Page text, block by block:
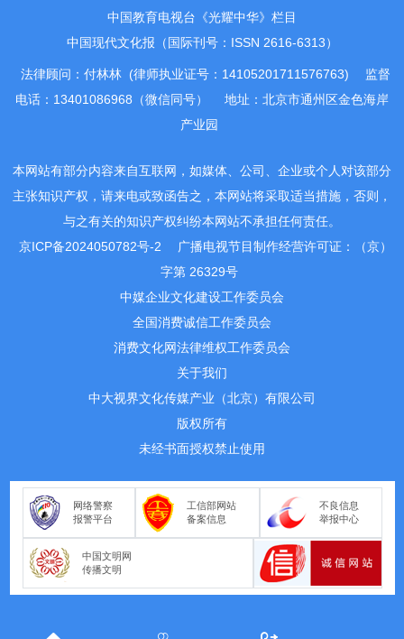
中国教育电视台《光耀中华》栏目
中国现代文化报（国际刊号：ISSN 2616-6313）
法律顾问：付林林 (律师执业证号：14105201711576763)
监督
电话：13401086968（微信同号）
地址：北京市通州区金色海岸
产业园
本网站有部分内容来自互联网，如媒体、公司、企业或个人对该部分
主张知识产权，请来电或致函告之，本网站将采取适当措施，否则，
与之有关的知识产权纠纷本网站不承担任何责任。
京ICP备2024050782号-2
广播电视节目制作经营许可证：（京）
字第 26329号
中媒企业文化建设工作委员会
全国消费诚信工作委员会
消费文化网法律维权工作委员会
关于我们
中大视界文化传媒产业（北京）有限公司
版权所有
未经书面授权禁止使用
网络警察
报警平台
工信部网站
备案信息
不良信息
举报中心
中国文明网
传播文明